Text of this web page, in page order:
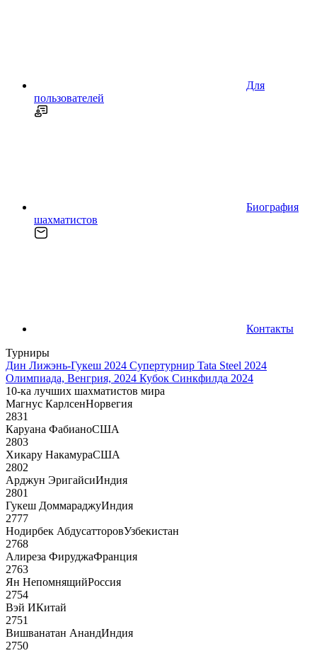
Для
пользователей
Биография
шахматистов
Контакты
Турниры
Дин Лижэнь-Гукеш 2024 Супертурнир Tata Steel 2024
Олимпиада, Венгрия, 2024 Кубок Синкфилда 2024
10-ка лучших шахматистов мира
Магнус КарлсенНорвегия
2831
Каруана ФабианоСША
2803
Хикару НакамураСША
2802
Арджун ЭригайсиИндия
2801
Гукеш ДоммараджуИндия
2777
Нодирбек АбдусатторовУзбекистан
2768
Алиреза ФируджаФранция
2763
Ян НепомнящийРоссия
2754
Вэй ИКитай
2751
Вишванатан АнандИндия
2750